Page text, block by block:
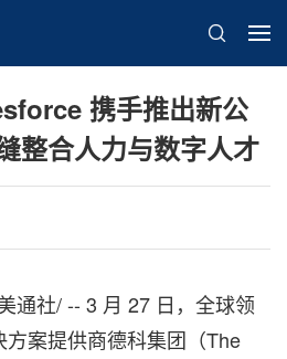
携手推出新公
整合人力与数字人才
通社/ -- 3 月 27 日，全球领
案提供商德科集团（The